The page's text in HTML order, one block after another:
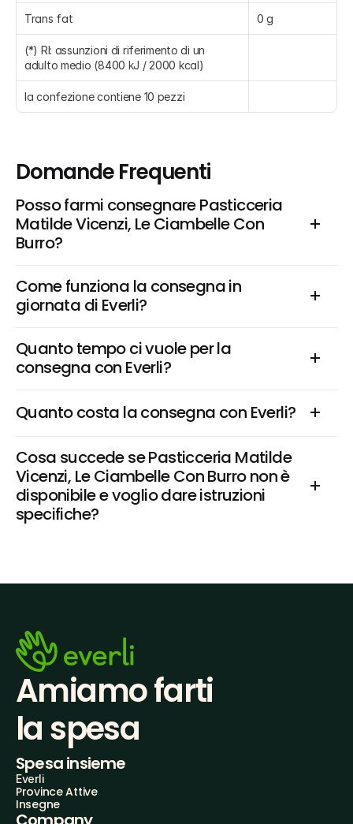
Trans fat 0 g
(*) RI: assunzioni di riferimento di un
adulto medio (8400 kJ / 2000 kcal)
la confezione contiene 10 pezzi
Domande Frequenti
Posso farmi consegnare Pasticceria
Matilde Vicenzi, Le Ciambelle Con
Burro?
Come funziona la consegna in
giornata di Everli?
Quanto tempo ci vuole per la
consegna con Everli?
Quanto costa la consegna con Everli?
Cosa succede se Pasticceria Matilde
Vicenzi, Le Ciambelle Con Burro non è
disponibile e voglio dare istruzioni
specifiche?
Amiamo farti
la spesa
Spesa insieme
Everli
Province Attive
Insegne